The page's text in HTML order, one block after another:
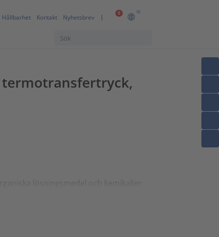
0 SE
Hållbarhet Kontakt Nyhetsbrev
lösningsmedel och kemikalier